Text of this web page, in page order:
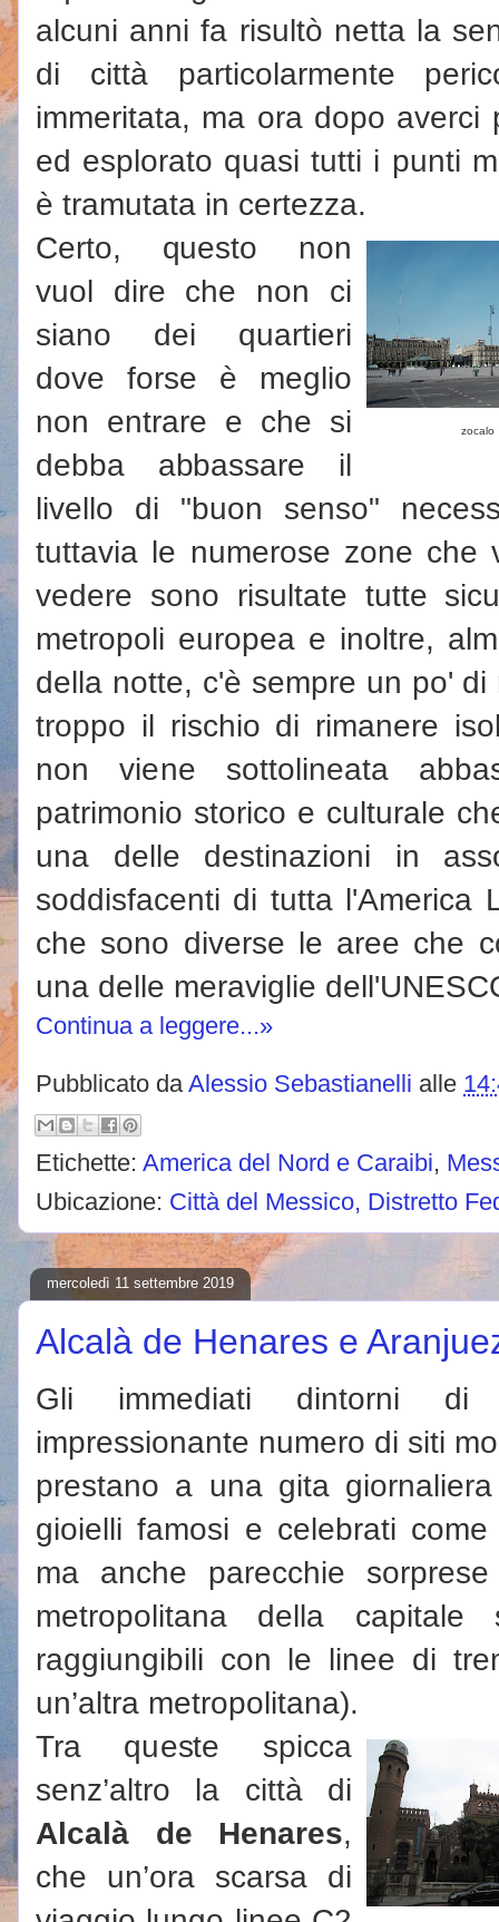
alcuni anni fa risultò netta la
di città particolarmente
immeritata, ma ora dopo averci
ed esplorato quasi tutti i punti
è tramutata in certezza.
zocalo
Certo, questo non
vuol dire che non ci
siano dei quartieri
dove forse è meglio
non entrare e che si
debba abbassare il
livello di "buon senso"
tuttavia le numerose zone
vedere sono risultate tutte
metropoli europea e inoltre,
della notte, c'è sempre un po'
troppo il rischio di rimanere
non viene sottolineata
patrimonio storico e culturale
una delle destinazioni in
soddisfacenti di tutta l'America
che sono diverse le aree che
una delle meraviglie
Continua a leggere...»
Pubblicato daAlessio Sebastianelli alle
Etichette: America del Nord e Caraibi,
Ubicazione: Città del Messico, Distretto
mercoledì 11 settembre 2019
Alcalà de Henares e
Gli immediati dintorni di
impressionante numero di siti
prestano a una gita
gioielli famosi e celebrati
ma anche parecchie
metropolitana della capitale
raggiungibili con le linee di
un’altra metropolitana).
Tra queste spicca
senz’altro la città di
Alcalà de Henares,
che un’ora scarsa di